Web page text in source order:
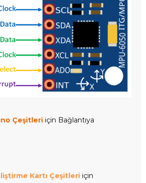
Çeşitleri için Bağlantıya
Kartı Çeşitleri için